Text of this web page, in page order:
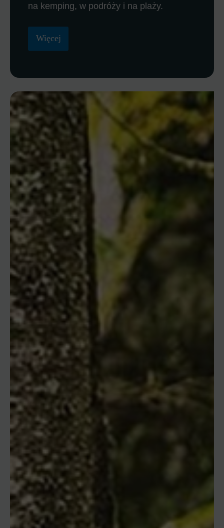
na kemping, w podróży i na plaży.
Więcej